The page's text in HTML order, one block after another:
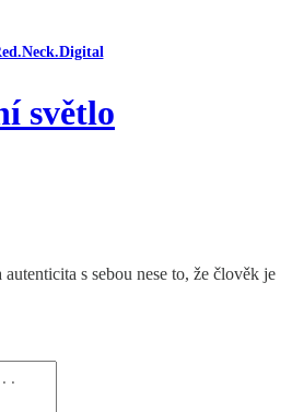
světlo
s sebou nese to, že člověk je